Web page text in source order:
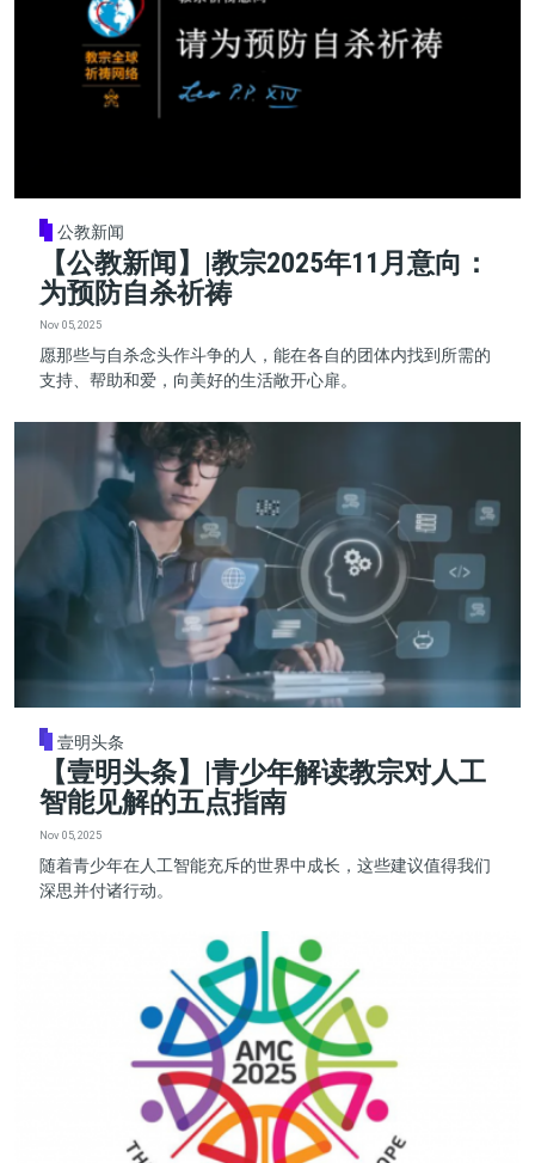
公教新闻
【公教新闻】|教宗2025年11月意向：
为预防自杀祈祷
Nov 05, 2025
愿那些与自杀念头作斗争的人，能在各自的团体内找到所需的
支持、帮助和爱，向美好的生活敞开心扉。
壹明头条
【壹明头条】|青少年解读教宗对人工
智能见解的五点指南
Nov 05, 2025
随着青少年在人工智能充斥的世界中成长，这些建议值得我们
深思并付诸行动。